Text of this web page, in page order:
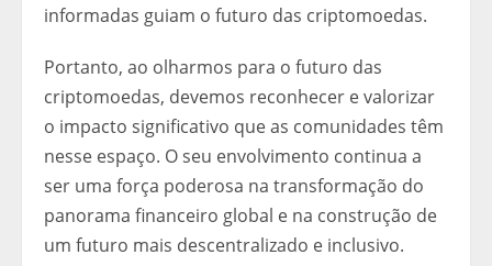
informadas guiam o futuro das criptomoedas.
Portanto, ao olharmos para o futuro das
criptomoedas, devemos reconhecer e valorizar
o impacto significativo que as comunidades têm
nesse espaço. O seu envolvimento continua a
ser uma força poderosa na transformação do
panorama financeiro global e na construção de
um futuro mais descentralizado e inclusivo.